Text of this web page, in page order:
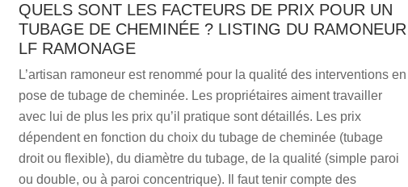
QUELS SONT LES FACTEURS DE PRIX POUR UN
TUBAGE DE CHEMINÉE ? LISTING DU RAMONEUR
LF RAMONAGE
L’artisan ramoneur est renommé pour la qualité des interventions en
pose de tubage de cheminée. Les propriétaires aiment travailler
avec lui de plus les prix qu’il pratique sont détaillés. Les prix
dépendent en fonction du choix du tubage de cheminée (tubage
droit ou flexible), du diamètre du tubage, de la qualité (simple paroi
ou double, ou à paroi concentrique). Il faut tenir compte des